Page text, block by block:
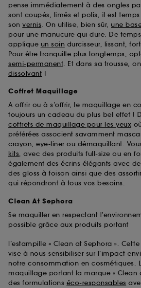
pense immédiatement à des ongles
sont coupés, limés et polis, il est
son vernis. On utilise, bien sûr, une
pour une manucure qui dure. De
applique un soin durcisseur, lissant,
Pour être tranquille plus longtemps,
semi-permanent. Et dans sa trousse,
dissolvant !
Coffret Maquillage
A offrir ou à s’offrir, le maquillage en
toujours un cadeau du plus bel effet !
coffrets de maquillage pour les yeux
préférées associent savamment
crayon, eye-liner ou démaquillant.
kits, avec des produits full-size ou en
également des écrins élégants avec
des gloss à foison ainsi que des
qui répondront à tous vos besoins.
Clean At Sephora
Se maquiller en respectant
possible grâce aux produits portant
l’estampille « Clean at Sephora ».
vise à nous sensibiliser sur l’impact
notre consommation en cosmétiques.
maquillage portant la marque « Clean
des formulations éco-responsables